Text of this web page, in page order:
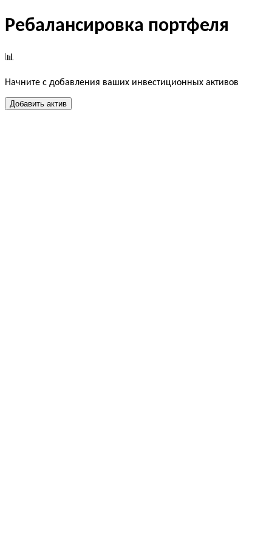
Ребалансировка портфеля
📊
Начните с добавления ваших инвестиционных активов
Добавить актив